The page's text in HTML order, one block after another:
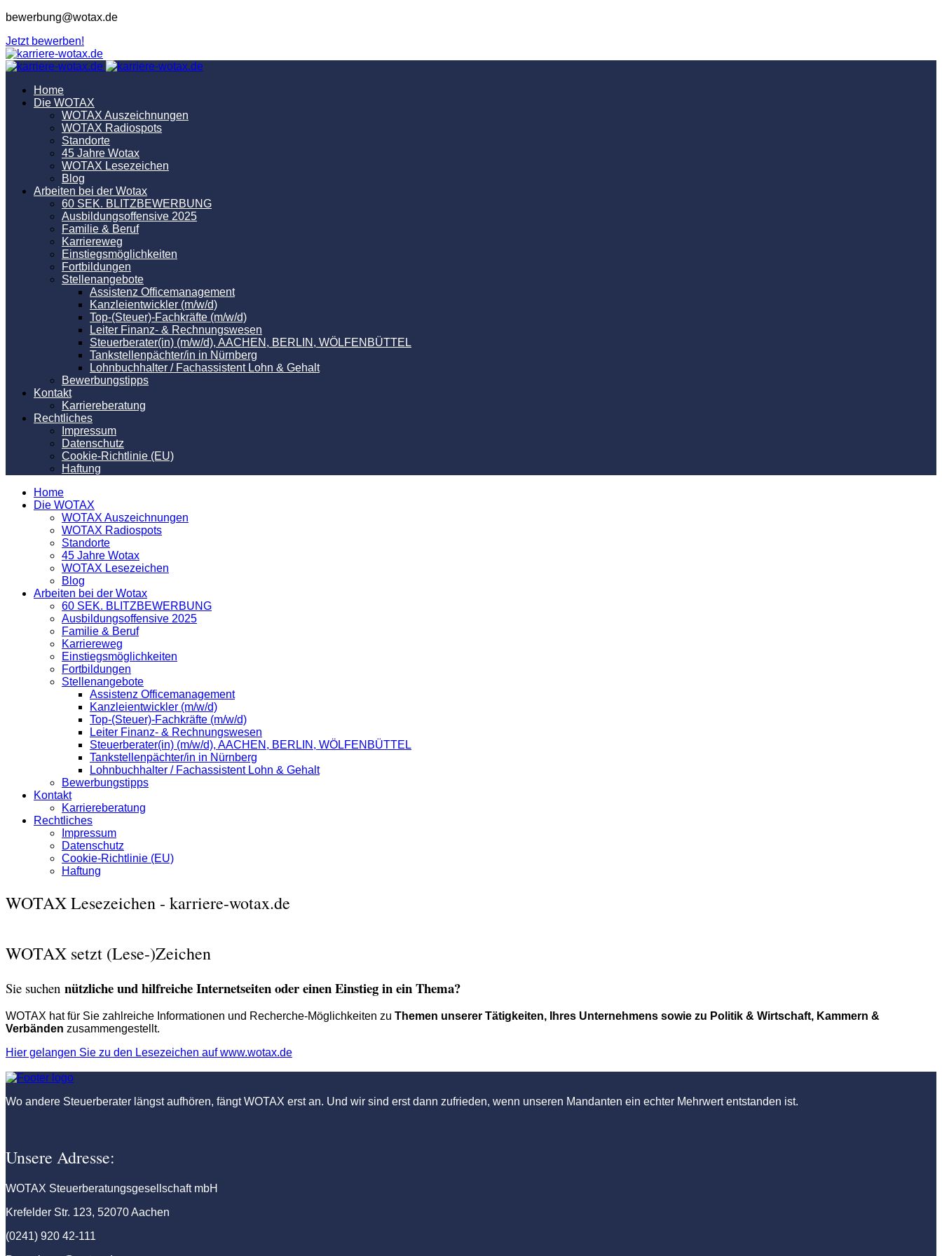
bewerbung@wotax.de
Jetzt bewerben!
Home
Die WOTAX
WOTAX Auszeichnungen
WOTAX Radiospots
Standorte
45 Jahre Wotax
WOTAX Lesezeichen
Blog
Arbeiten bei der Wotax
60 SEK. BLITZBEWERBUNG
Ausbildungsoffensive 2025
Familie & Beruf
Karriereweg
Einstiegsmöglichkeiten
Fortbildungen
Stellenangebote
Assistenz Officemanagement
Kanzleientwickler (m/w/d)
Top-(Steuer)-Fachkräfte (m/w/d)
Leiter Finanz- & Rechnungswesen
Steuerberater(in) (m/w/d), AACHEN, BERLIN, WÖLFENBÜTTEL
Tankstellenpächter/in in Nürnberg
Lohnbuchhalter / Fachassistent Lohn & Gehalt
Bewerbungstipps
Kontakt
Karriereberatung
Rechtliches
Impressum
Datenschutz
Cookie-Richtlinie (EU)
Haftung
Home
Die WOTAX
WOTAX Auszeichnungen
WOTAX Radiospots
Standorte
45 Jahre Wotax
WOTAX Lesezeichen
Blog
Arbeiten bei der Wotax
60 SEK. BLITZBEWERBUNG
Ausbildungsoffensive 2025
Familie & Beruf
Karriereweg
Einstiegsmöglichkeiten
Fortbildungen
Stellenangebote
Assistenz Officemanagement
Kanzleientwickler (m/w/d)
Top-(Steuer)-Fachkräfte (m/w/d)
Leiter Finanz- & Rechnungswesen
Steuerberater(in) (m/w/d), AACHEN, BERLIN, WÖLFENBÜTTEL
Tankstellenpächter/in in Nürnberg
Lohnbuchhalter / Fachassistent Lohn & Gehalt
Bewerbungstipps
Kontakt
Karriereberatung
Rechtliches
Impressum
Datenschutz
Cookie-Richtlinie (EU)
Haftung
WOTAX Lesezeichen - karriere-wotax.de
WOTAX setzt (Lese-)Zeichen
Sie suchen nützliche und hilfreiche Internetseiten oder einen Einstieg in ein Thema?
WOTAX hat für Sie zahlreiche Informationen und Recherche-Möglichkeiten zu Themen unserer Tätigkeiten, Ihres Unternehmens sowie zu Politik & Wirtschaft, Kammern &
Verbänden zusammengestellt.
Hier gelangen Sie zu den Lesezeichen auf www.wotax.de
Wo andere Steuerberater längst aufhören, fängt WOTAX erst an. Und wir sind erst dann zufrieden, wenn unseren Mandanten ein echter Mehrwert entstanden ist.
Unsere Adresse:
WOTAX Steuerberatungsgesellschaft mbH
Krefelder Str. 123, 52070 Aachen
(0241) 920 42-111